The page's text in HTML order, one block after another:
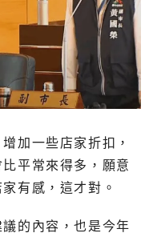
加一些店家折扣，
平常來得多，願意
有感，這才對。
的內容，也是今年